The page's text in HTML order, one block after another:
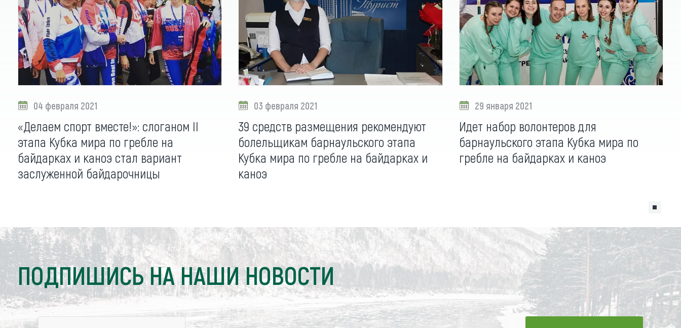
04 февраля 2021
«Делаем спорт вместе!»: слоганом II
этапа Кубка мира по гребле на
байдарках и каноэ стал вариант
заслуженной байдарочницы
03 февраля 2021
39 средств размещения рекомендуют
болельщикам барнаульского этапа
Кубка мира по гребле на байдарках и
каноэ
29 января 2021
Идет набор волонтеров для
барнаульского этапа Кубка мира по
гребле на байдарках и каноэ
ПОДПИШИСЬ НА НАШИ НОВОСТИ